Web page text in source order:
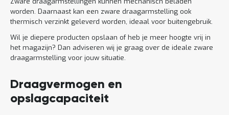
worden. Daarnaast kan een zware draagarmstelling ook
thermisch verzinkt geleverd worden, ideaal voor buitengebruik.
Wil je diepere producten opslaan of heb je meer hoogte vrij in
het magazijn? Dan adviseren wij je graag over de ideale zware
draagarmstelling voor jouw situatie.
Draagvermogen en
opslagcapaciteit